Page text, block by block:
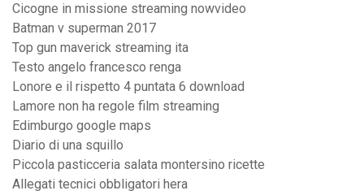
Cicogne in missione streaming nowvideo
Batman v superman 2017
Top gun maverick streaming ita
Testo angelo francesco renga
Lonore e il rispetto 4 puntata 6 download
Lamore non ha regole film streaming
Edimburgo google maps
Diario di una squillo
Piccola pasticceria salata montersino ricette
Allegati tecnici obbligatori hera